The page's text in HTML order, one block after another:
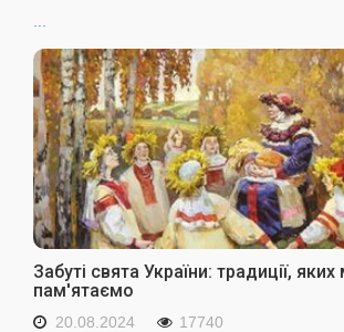
...
Забуті свята України: традиції,
пам'ятаємо
20.08.2024 17740